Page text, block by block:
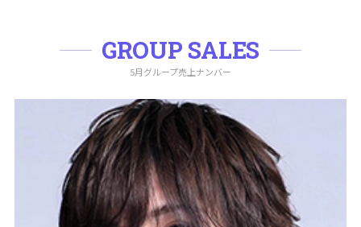
GROUP SALES
5月グループ売上ナンバー